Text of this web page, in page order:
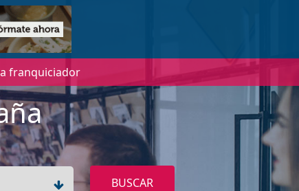
franquiciador
BUSCAR